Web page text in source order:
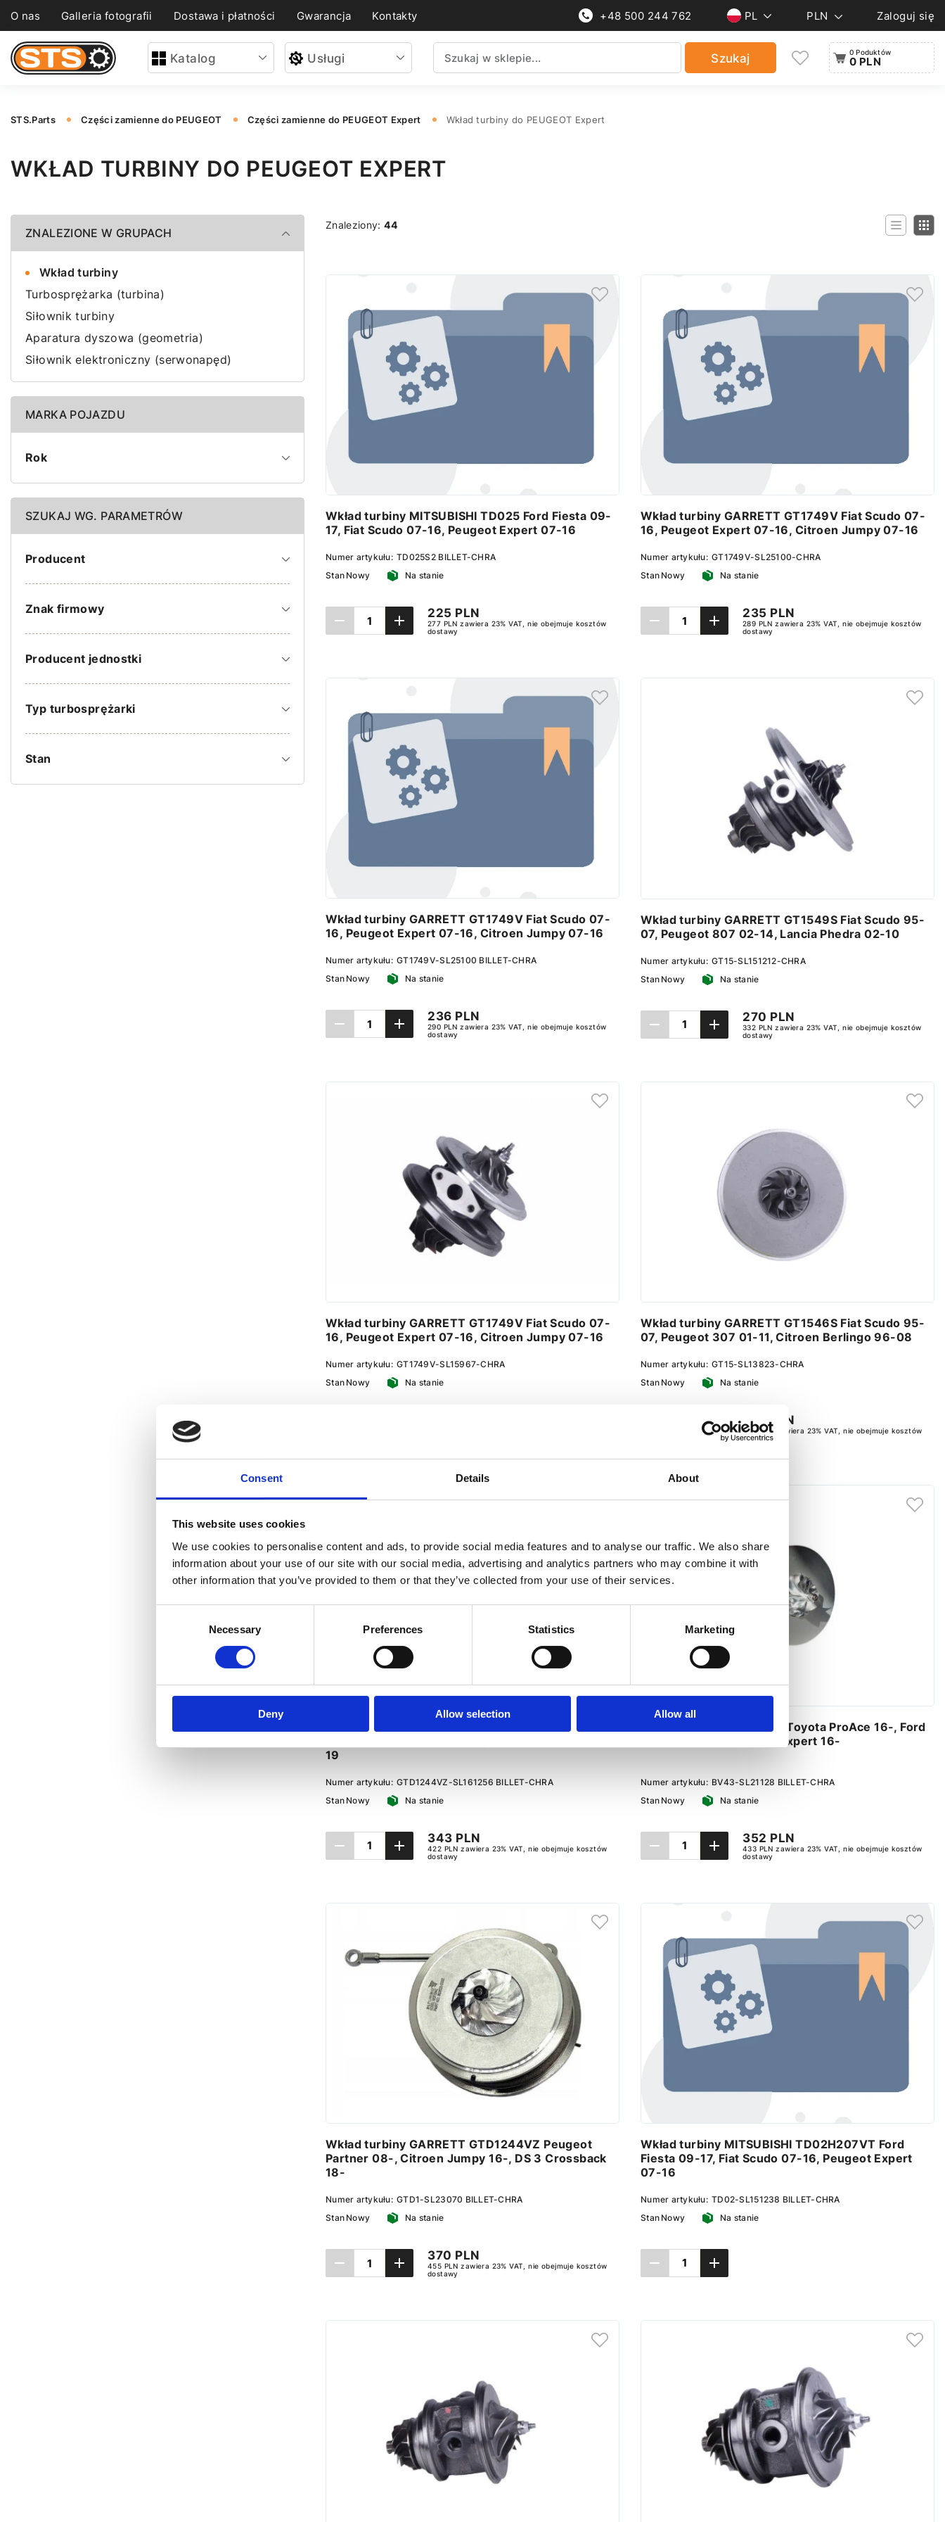
Consent Details About
This website uses cookies
We use cookies to personalise content and ads, to provide social media features and to analyse our traffic. We also share
information about your use of our site with our social media, advertising and analytics partners who may combine it with
other information that you’ve provided to them or that they’ve collected from your use of their services.
Necessary Preferences Statistics Marketing
Deny Allow selection Allow all
O nas Galleria fotografii Dostawa i płatności Gwarancja Kontakty +48 500 244 762 PL PLN Zaloguj się
Katalog Usługi Szukaj 0 Poduktów
0 PLN
STS.Parts Części zamienne do PEUGEOT Części zamienne do PEUGEOT Expert Wkład turbiny do PEUGEOT Expert
WKŁAD TURBINY DO PEUGEOT EXPERT
ZNALEZIONE W GRUPACH
Turbosprężarka (turbina)
Wkład turbiny
Siłownik turbiny
Aparatura dyszowa (geometria)
Siłownik elektroniczny (serwonapęd)
MARKA POJAZDU
Rok
SZUKAJ WG. PARAMETRÓW
Producent
Znak firmowy
Producent jednostki
Typ turbosprężarki
Stan
Znaleziony:44
Wkład turbiny MITSUBISHI TD025 Ford Fiesta 09-
17, Fiat Scudo 07-16, Peugeot Expert 07-16
Numer artykułu: TD025S2 BILLET-CHRA
Stan Nowy Na stanie
225 PLN
277 PLN zawiera 23% VAT, nie obejmuje kosztów
dostawy
Wkład turbiny GARRETT GT1749V Fiat Scudo 07-
16, Peugeot Expert 07-16, Citroen Jumpy 07-16
Numer artykułu: GT1749V-SL25100-CHRA
Stan Nowy Na stanie
235 PLN
289 PLN zawiera 23% VAT, nie obejmuje kosztów
dostawy
Wkład turbiny GARRETT GT1749V Fiat Scudo 07-
16, Peugeot Expert 07-16, Citroen Jumpy 07-16
Numer artykułu: GT1749V-SL25100 BILLET-CHRA
Stan Nowy Na stanie
236 PLN
290 PLN zawiera 23% VAT, nie obejmuje kosztów
dostawy
Wkład turbiny GARRETT GT1549S Fiat Scudo 95-
07, Peugeot 807 02-14, Lancia Phedra 02-10
Numer artykułu: GT15-SL151212-CHRA
Stan Nowy Na stanie
270 PLN
332 PLN zawiera 23% VAT, nie obejmuje kosztów
dostawy
Wkład turbiny GARRETT GT1749V Fiat Scudo 07-
16, Peugeot Expert 07-16, Citroen Jumpy 07-16
Numer artykułu: GT1749V-SL15967-CHRA
Stan Nowy Na stanie
Wkład turbiny GARRETT GT1546S Fiat Scudo 95-
07, Peugeot 307 01-11, Citroen Berlingo 96-08
Numer artykułu: GT15-SL13823-CHRA
Stan Nowy Na stanie
325 PLN
400 PLN zawiera 23% VAT, nie obejmuje kosztów
dostawy
Wkład turbiny GARRETT GTD1244VZ Peugeot
19
Numer artykułu: GTD1244VZ-SL161256 BILLET-CHRA
Stan Nowy Na stanie
343 PLN
422 PLN zawiera 23% VAT, nie obejmuje kosztów
dostawy
Wkład turbiny KKK BV43 Toyota ProAce 16-, Ford
Focus III 11-18, Peugeot Expert 16-
Numer artykułu: BV43-SL21128 BILLET-CHRA
Stan Nowy Na stanie
352 PLN
433 PLN zawiera 23% VAT, nie obejmuje kosztów
dostawy
Wkład turbiny GARRETT GTD1244VZ Peugeot
Partner 08-, Citroen Jumpy 16-, DS 3 Crossback
18-
Numer artykułu: GTD1-SL23070 BILLET-CHRA
Stan Nowy Na stanie
370 PLN
455 PLN zawiera 23% VAT, nie obejmuje kosztów
dostawy
Wkład turbiny MITSUBISHI TD02H207VT Ford
Fiesta 09-17, Fiat Scudo 07-16, Peugeot Expert
07-16
Numer artykułu: TD02-SL151238 BILLET-CHRA
Stan Nowy Na stanie